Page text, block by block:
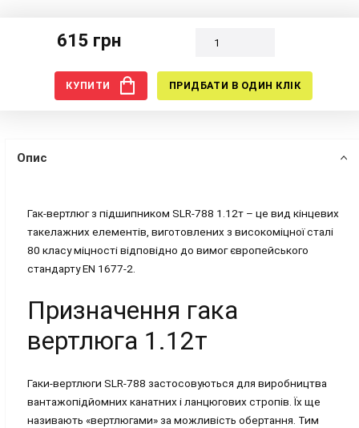
615 грн
КУПИТИ ПРИДБАТИ В ОДИН КЛІК
Опис
Гак-вертлюг з підшипником SLR-788 1.12т – це вид кінцевих
такелажних елементів, виготовлених з високоміцної сталі
80 класу міцності відповідно до вимог європейського
стандарту EN 1677-2.
Призначення гака
вертлюга 1.12т
Гаки-вертлюги SLR-788 застосовуються для виробництва
вантажопідйомних канатних і ланцюгових стропів. Їх ще
називають «вертлюгами» за можливість обертання. Тим